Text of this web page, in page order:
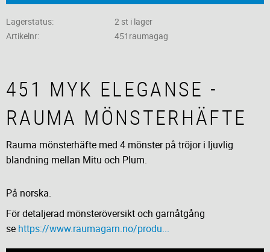
Lagerstatus
2 st i lager
Artikelnr
451raumagag
451 MYK ELEGANSE -
RAUMA MÖNSTERHÄFTE
Rauma mönsterhäfte med 4 mönster på tröjor i ljuvlig
blandning mellan Mitu och Plum.
På norska.
För detaljerad mönsteröversikt och garnåtgång
se https://www.raumagarn.no/produ...